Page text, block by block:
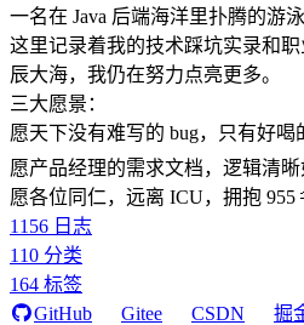
一名在 Java 后端海洋里扑腾的游泳
这里记录着我的技术踩坑实录和
辰大海，我仍在努力点亮更多。
三大愿景：
愿天下没有难写的 bug，只有好喝
愿产品经理的需求文档，逻辑清晰
愿各位同仁，远离 ICU，拥抱 955
1156 日志
110 分类
164 标签
GitHub
Gitee CSDN 掘